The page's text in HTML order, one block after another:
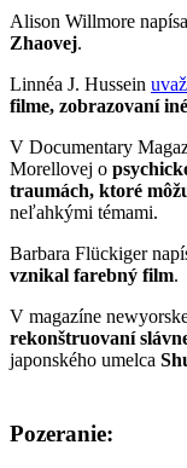
Alison Willmore
Zhaovej.
Linnéa J. Hussein
filme, zobrazovaní
V Documentary
Morellovej o
traumách, ktoré
neľahkými témami.
Barbara Flückiger
vznikal farebný film.
V magazíne
rekonštruovaní
japonského umelca
Pozeranie: